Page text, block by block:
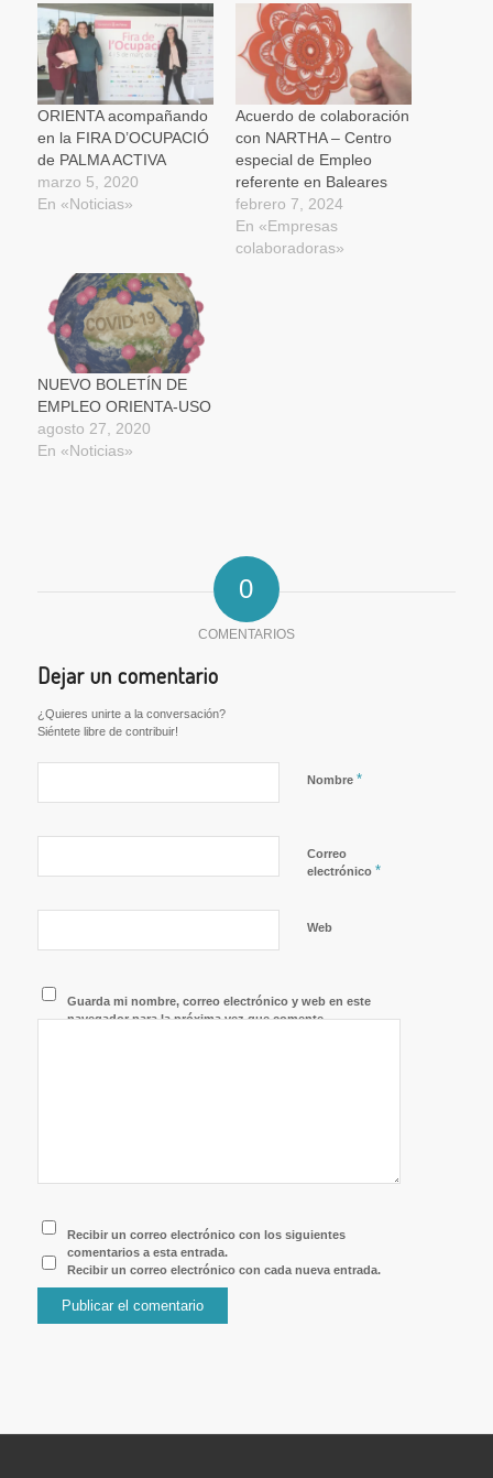
en
una
ventana
nueva)
en
una
ventana
nueva)
en
una
ventana
nueva)
ventana
nueva)
electrónico
a
un
amigo
(Se
abre
en
una
ventana
nueva)
ORIENTA acompañando
en la FIRA D’OCUPACIÓ
de PALMA ACTIVA
marzo 5, 2020
En «Noticias»
Acuerdo de colaboración
con NARTHA – Centro
especial de Empleo
referente en Baleares
febrero 7, 2024
En «Empresas
colaboradoras»
NUEVO BOLETÍN DE
EMPLEO ORIENTA-USO
agosto 27, 2020
En «Noticias»
0
COMENTARIOS
Dejar un comentario
¿Quieres unirte a la conversación?
Siéntete libre de contribuir!
Nombre *
Correo
electrónico *
Web
Guarda mi nombre, correo electrónico y web en este
navegador para la próxima vez que comente.
Recibir un correo electrónico con los siguientes
comentarios a esta entrada.
Recibir un correo electrónico con cada nueva entrada.